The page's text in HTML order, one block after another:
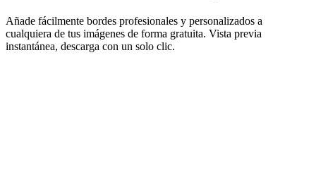
Añade fácilmente bordes profesionales y personalizados a
cualquiera de tus imágenes de forma gratuita. Vista previa
instantánea, descarga con un solo clic.